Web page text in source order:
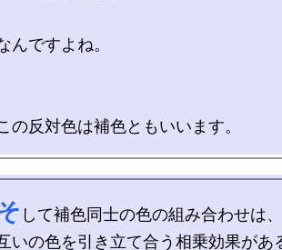
んですよね。
して補色同士の色の組み合わせは、
いの色を引き立て合う相乗効果があ